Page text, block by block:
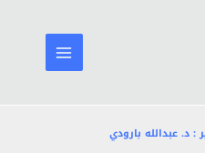
: د. عبدالله بارودي